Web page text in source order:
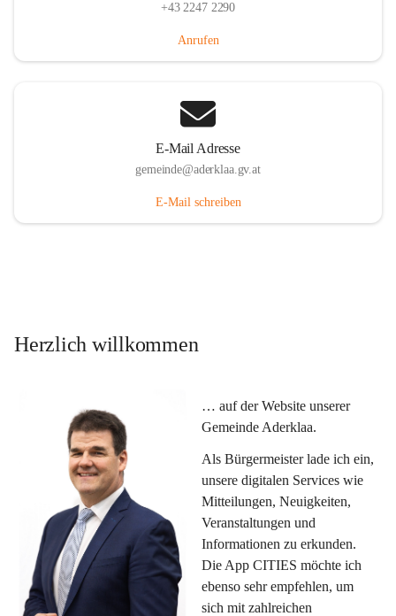
+43 2247 2290
Anrufen
E-Mail Adresse
gemeinde@aderklaa.gv.at
E-Mail schreiben
Herzlich willkommen
… auf der Website unserer
Gemeinde Aderklaa.
Als Bürgermeister lade ich ein,
unsere digitalen Services wie
Mitteilungen, Neuigkeiten,
Veranstaltungen und
Informationen zu erkunden.
Die App CITIES möchte ich
ebenso sehr empfehlen, um
sich mit zahlreichen